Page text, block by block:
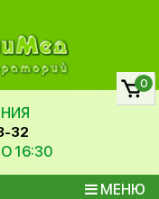
32
16:30
МЕНЮ
0